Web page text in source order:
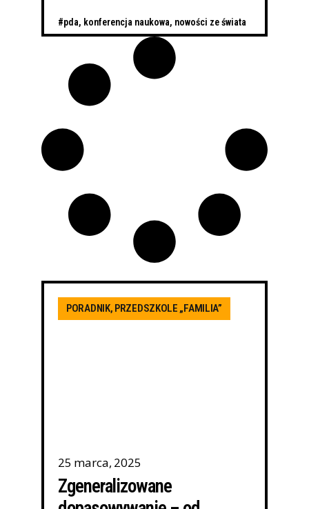
#pda, konferencja naukowa, nowości ze świata
PORADNIK, PRZEDSZKOLE „FAMILIA”
25 marca, 2025
Zgeneralizowane